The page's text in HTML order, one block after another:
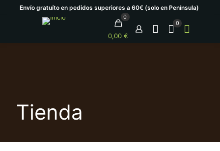
Envío gratuíto en pedidos superiores a 60€ (solo en Península)
0
0,00 €
0
Tienda